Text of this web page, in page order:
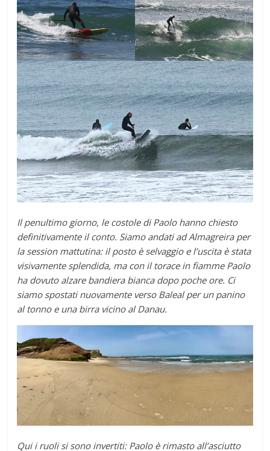
Il penultimo giorno, le costole di Paolo hanno chiesto
definitivamente il conto. Siamo andati ad Almagreira per
la session mattutina: il posto è selvaggio e l’uscita è stata
visivamente splendida, ma con il torace in fiamme Paolo
ha dovuto alzare bandiera bianca dopo poche ore. Ci
siamo spostati nuovamente verso Baleal per un panino
al tonno e una birra vicino al Danau.
Qui i ruoli si sono invertiti: Paolo è rimasto all’asciutto